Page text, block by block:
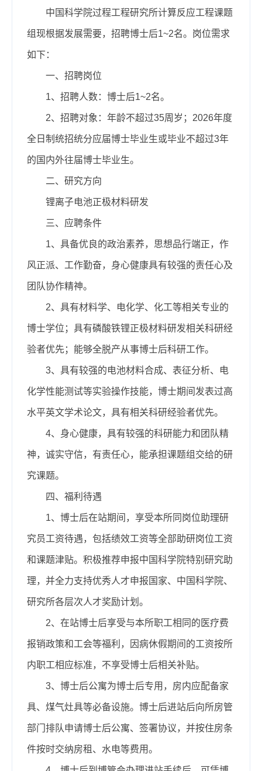
中国科学院过程工程研究所计算反应工程课题
组现根据发展需要，招聘博士后1~2名。岗位需求
如下：
一、招聘岗位
1、招聘人数：博士后1~2名。
2、招聘对象：年龄不超过35周岁；2026年度
全日制统招统分应届博士毕业生或毕业不超过3年
的国内外往届博士毕业生。
二、研究方向
锂离子电池正极材料研发
三、应聘条件
1、具备优良的政治素养，思想品行端正，作
风正派、工作勤奋，身心健康具有较强的责任心及
团队协作精神。
2、具有材料学、电化学、化工等相关专业的
博士学位；具有磷酸铁锂正极材料研发相关科研经
验者优先；能够全脱产从事博士后科研工作。
3、具有较强的电池材料合成、表征分析、电
化学性能测试等实验操作技能，博士期间发表过高
水平英文学术论文，具有相关科研经验者优先。
4、身心健康，具有较强的科研能力和团队精
神，诚实守信，有责任心，能承担课题组交给的研
究课题。
四、福利待遇
1、博士后在站期间，享受本所同岗位助理研
究员工资待遇，包括绩效工资等全部助研岗位工资
和课题津贴。积极推荐申报中国科学院特别研究助
理，并全力支持优秀人才申报国家、中国科学院、
研究所各层次人才奖励计划。
2、在站博士后享受与本所职工相同的医疗费
报销政策和工会等福利，因病休假期间的工资按所
内职工相应标准，不享受博士后相关补贴。
3、博士后公寓为博士后专用，房内应配备家
具、煤气灶具等必备设施。博士后进站后向所房管
部门排队申请博士后公寓、签署协议，并按住房条
件按时交纳房租、水电等费用。